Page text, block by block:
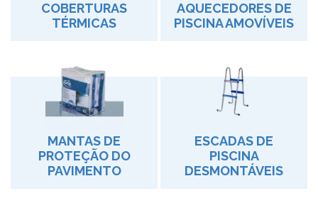
COBERTURAS
TÉRMICAS
AQUECEDORES DE
PISCINA AMOVÍVEIS
MANTAS DE
PROTEÇÃO DO
PAVIMENTO
ESCADAS DE
PISCINA
DESMONTÁVEIS